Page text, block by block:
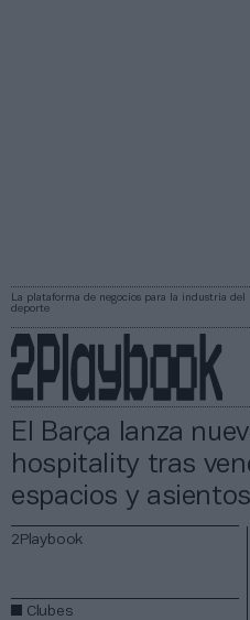
La plataforma de negocios para la industria del
deporte
El Barça lanza
hospitality tras
espacios y
2Playbook
Clubes